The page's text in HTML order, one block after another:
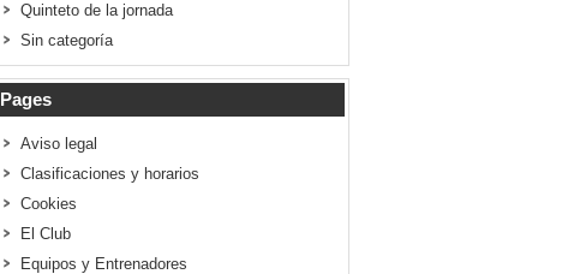
Quinteto de la jornada
Sin categoría
Pages
Aviso legal
Clasificaciones y horarios
Cookies
El Club
Equipos y Entrenadores